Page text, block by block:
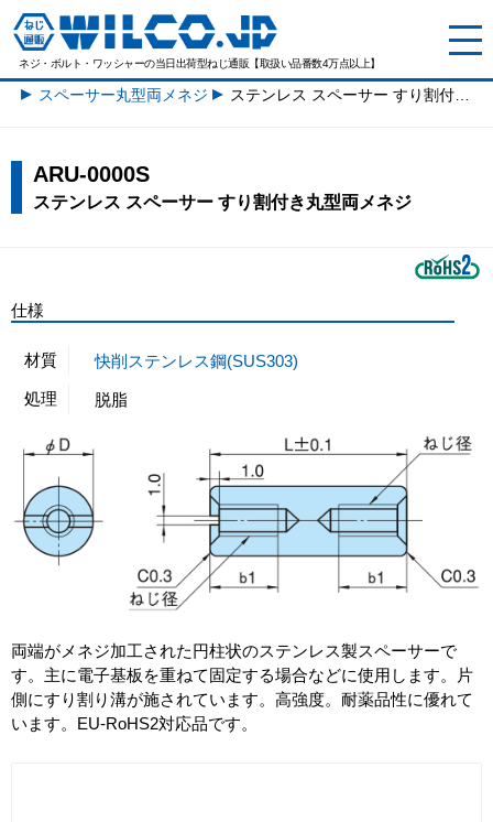
ネジ・ボルト・ワッシャーの当日出荷型ねじ通販【取扱い品番数4万点以上】
スペーサー丸型両メネジ一覧 ステンレス スペーサー すり割付き丸型両メネジ
ARU-0000S
ステンレス スペーサー すり割付き丸型両メネジ
仕様
材質
快削ステンレス鋼(SUS303)
処理
脱脂
両端がメネジ加工された円柱状のステンレス製スペーサーで
す。主に電子基板を重ねて固定する場合などに使用します。片
側にすり割り溝が施されています。高強度。耐薬品性に優れて
います。EU-RoHS2対応品です。